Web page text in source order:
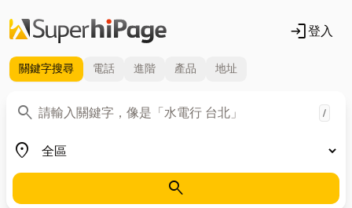
login登入
關鍵字搜尋 電話 進階 產品 地址
search
關鍵字 /
place
地區
search